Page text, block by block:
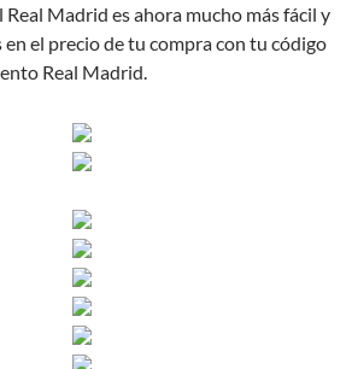
Madrid es ahora mucho más fácil y
el precio de tu compra con tu código
Real Madrid.